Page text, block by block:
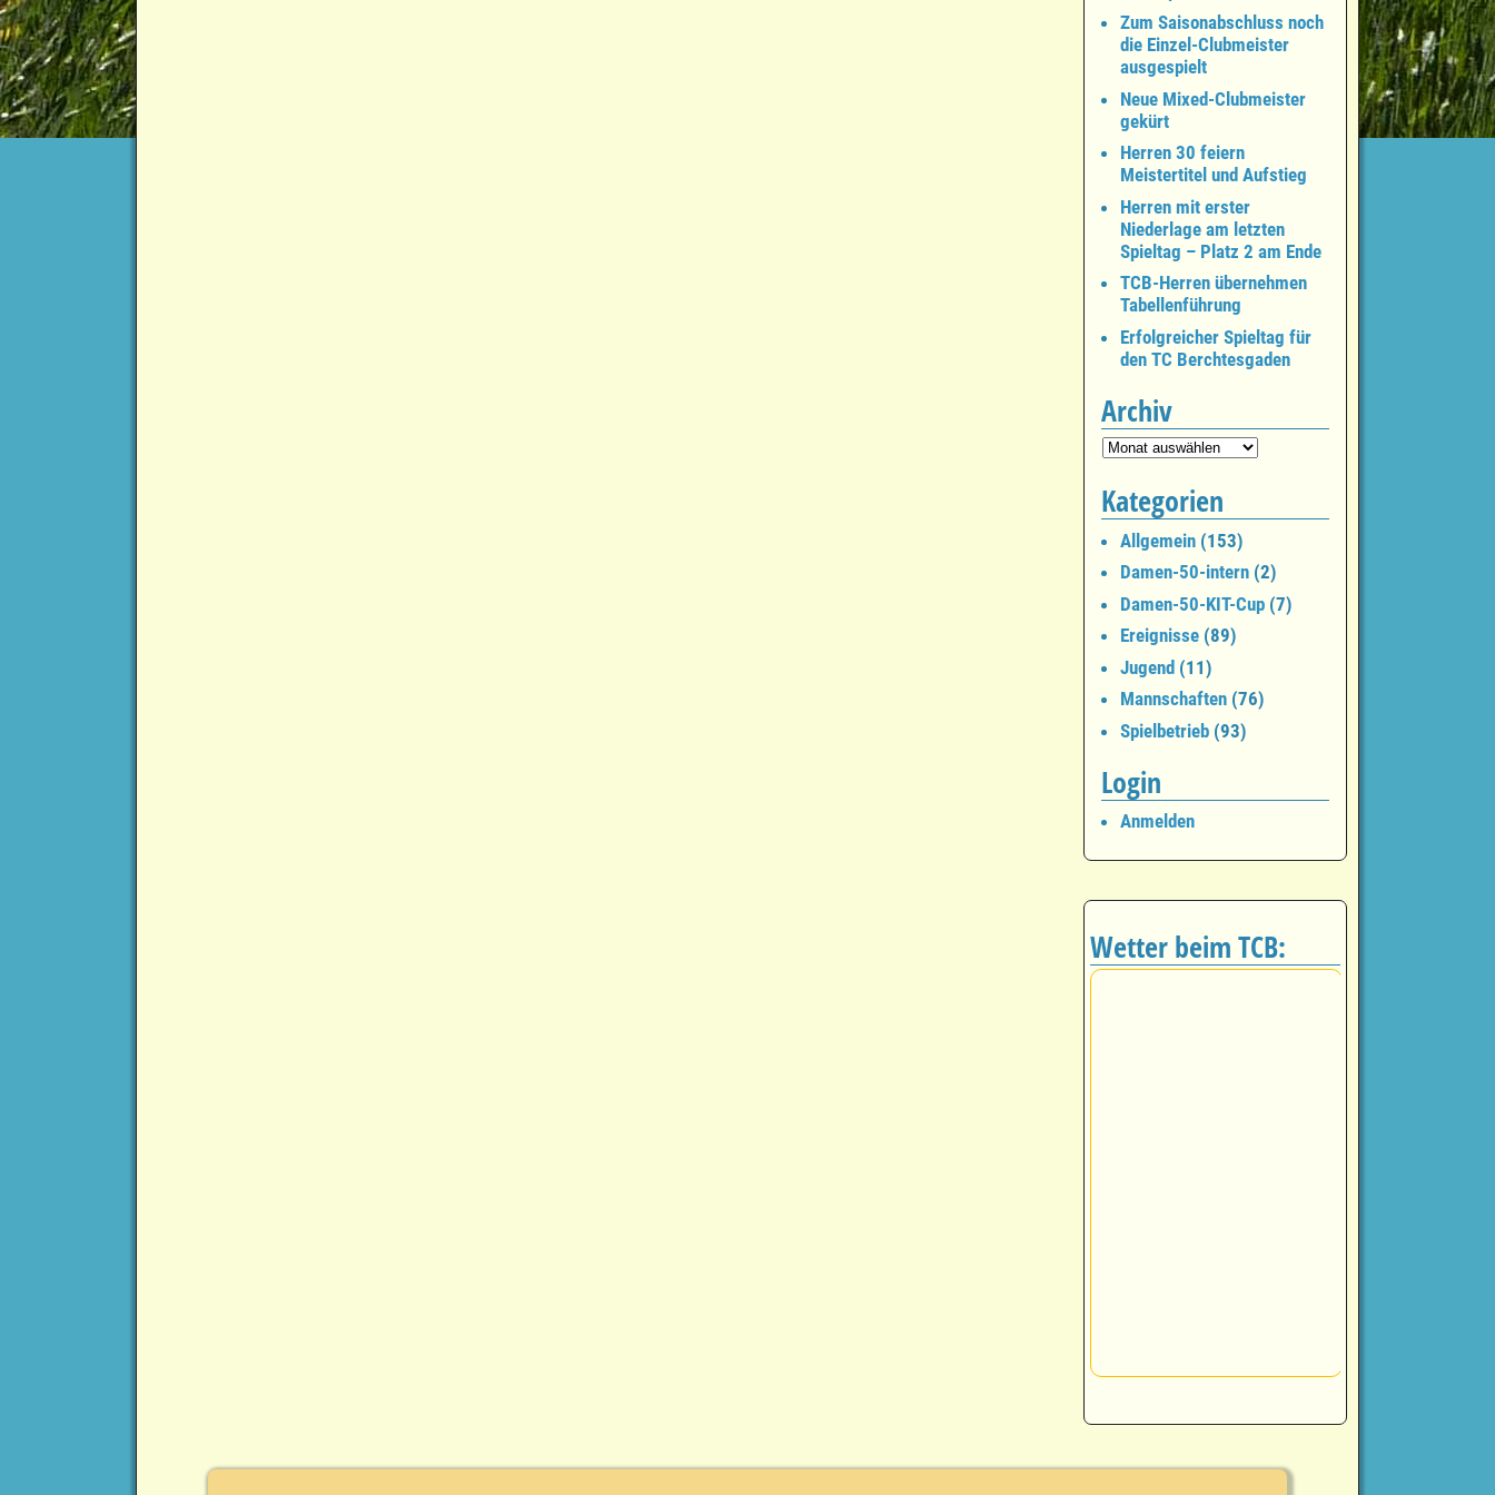
Zum Saisonabschluss noch
die Einzel-Clubmeister
ausgespielt
Neue Mixed-Clubmeister
gekürt
Herren 30 feiern
Meistertitel und Aufstieg
Herren mit erster
Niederlage am letzten
Spieltag – Platz 2 am Ende
TCB-Herren übernehmen
Tabellenführung
Erfolgreicher Spieltag für
den TC Berchtesgaden
Archiv
Kategorien
Allgemein(153)
Damen-50-intern(2)
Damen-50-KIT-Cup(7)
Ereignisse(89)
Jugend(11)
Mannschaften(76)
Spielbetrieb(93)
Login
Anmelden
Wetter beim TCB: